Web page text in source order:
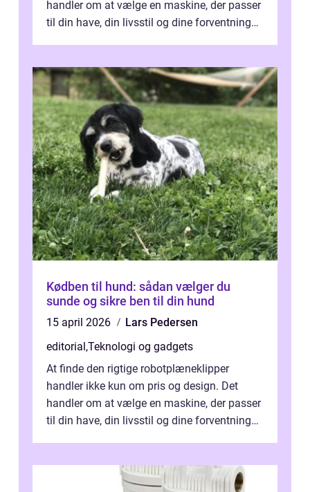
handler om at vælge en maskine, der passer
til din have, din livsstil og dine forventninger.
Kødben til hund: sådan vælger du
sunde og sikre ben til din hund
15 april 2026
Lars Pedersen
editorial ,Teknologi og gadgets
At finde den rigtige robotplæneklipper
handler ikke kun om pris og design. Det
handler om at vælge en maskine, der passer
til din have, din livsstil og dine forventninger.